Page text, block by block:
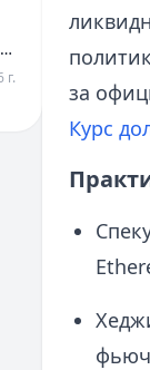
г.
за
Курс